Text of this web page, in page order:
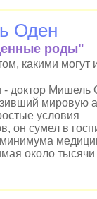
Оден
роды"
какими могут
- доктор Мишель
мировую
условия
он сумел в
около